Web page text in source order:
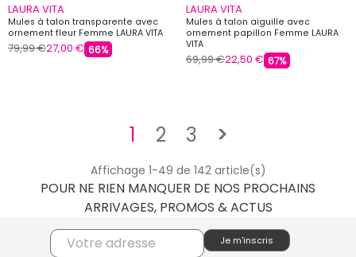
LAURA VITA
Mules à talon transparente avec
ornement fleur Femme LAURA VITA
79,99 €27,00 € 66%
LAURA VITA
Mules à talon aiguille avec
ornement papillon Femme LAURA
VITA
69,99 €22,50 € 67%
1 2 3 >Suivant
Affichage 1-49 de 142 article(s)
POUR NE RIEN MANQUER DE NOS PROCHAINS
ARRIVAGES, PROMOS & ACTUS